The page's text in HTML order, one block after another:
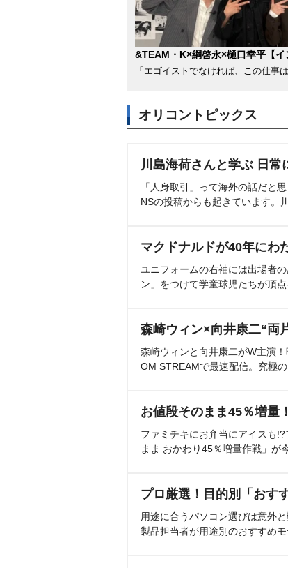
&TEAM・K×綱啓永×樋口幸平【イ
「エゴイストでなければ、この仕事
オリコントピックス
川島海荷さんと学ぶ 日常
「人身取引」って海外の話だと
NSの投稿からも起きています。
マクドナルドが40年にわ
ユニフォームの右袖には出場者
ン」をつけて学童球児たちが頂
森崎ウィン×向井康二“両
森崎ウィンと向井康二がW主演
OM STREAMで最速配信。究極の
お値段そのまま45％増量
ファミチキにお弁当にアイスも
まま おかわり45％増量作戦」が
プロ厳選！目的別「おす
用途に合うパソコン選びは意外
製品担当者が用途別のおすすめモ